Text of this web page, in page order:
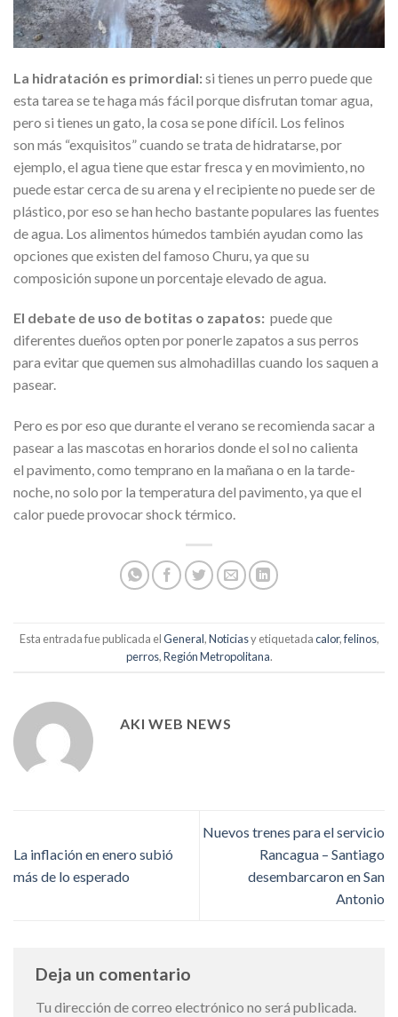
La hidratación es primordial:si tienes un perro puede que
esta tarea se te haga más fácil porque disfrutan tomar agua,
pero si tienes un gato, la cosa se pone difícil. Los felinos
son más “exquisitos” cuando se trata de hidratarse, por
ejemplo, el agua tiene que estar fresca y en movimiento, no
puede estar cerca de su arena y el recipiente no puede ser de
plástico, por eso se han hecho bastante populares las fuentes
de agua. Los alimentos húmedos también ayudan como las
opciones que existen del famoso Churu, ya que su
composición supone un porcentaje elevado de agua.
El debate de uso de botitas o zapatos: puede que
diferentes dueños opten por ponerle zapatos a sus perros
para evitar que quemen sus almohadillas cuando los saquen a
pasear.
Pero es por eso que durante el verano se recomienda sacar a
pasear a las mascotas en horarios donde el sol no calienta
el pavimento, como temprano en la mañana o en la tarde-
noche, no solo por la temperatura del pavimento, ya que el
calor puede provocar shock térmico.
Esta entrada fue publicada elGeneral,Noticiasy etiquetadacalor,felinos,
perros,Región Metropolitana.
AKI WEB NEWS
La inflación en enero subió
más de lo esperado
Nuevos trenes para el servicio
Rancagua – Santiago
desembarcaron en San
Antonio
Deja un comentario
Tu dirección de correo electrónico no será publicada.